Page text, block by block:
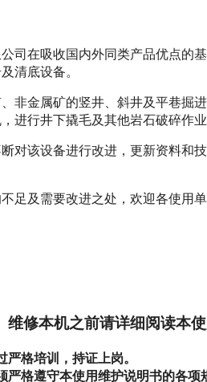
司在吸收国内外同类产品优点的
清底设备。
非金属矿的竖井、斜井及平巷掘
进行井下撬毛及其他岩石破碎作业
对该设备进行改进，更新资料和
足及需要改进之处，欢迎各使用
修本机之前请详细阅读本使
格培训，持证上岗。
格遵守本使用维护说明书的各项